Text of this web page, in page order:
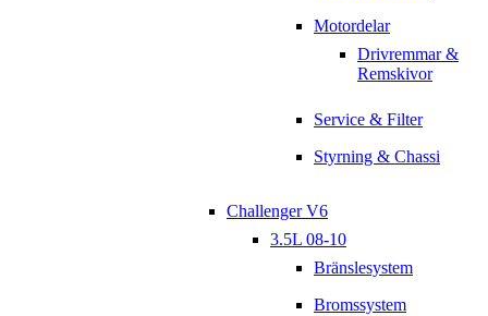
Motordelar
Drivremmar &
Remskivor
Service & Filter
Styrning & Chassi
Challenger V6
3.5L 08-10
Bränslesystem
Bromssystem